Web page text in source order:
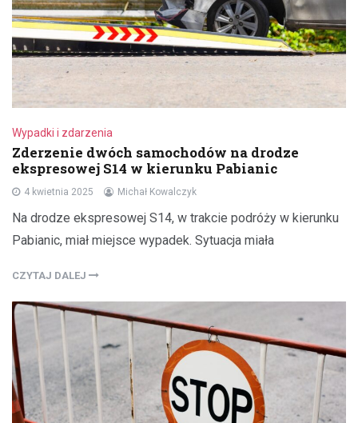
Wypadki i zdarzenia
Zderzenie dwóch samochodów na drodze
ekspresowej S14 w kierunku Pabianic
4 kwietnia 2025 Michał Kowalczyk
Na drodze ekspresowej S14, w trakcie podróży w kierunku
Pabianic, miał miejsce wypadek. Sytuacja miała
CZYTAJ DALEJ